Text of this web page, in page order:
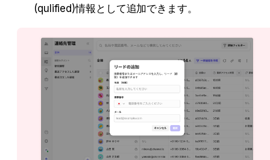
(qulified)情報として追加できます。